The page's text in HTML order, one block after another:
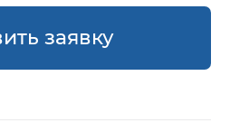
заявку